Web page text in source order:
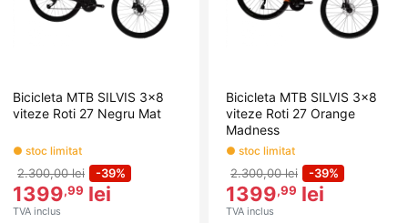
Bicicleta MTB SILVIS 3x8
viteze Roti 27 Negru Mat
● stoc limitat
2.300,00 lei -39%
1399,99 lei
TVA inclus
Bicicleta MTB SILVIS 3x8
viteze Roti 27 Orange
Madness
● stoc limitat
2.300,00 lei -39%
1399,99 lei
TVA inclus